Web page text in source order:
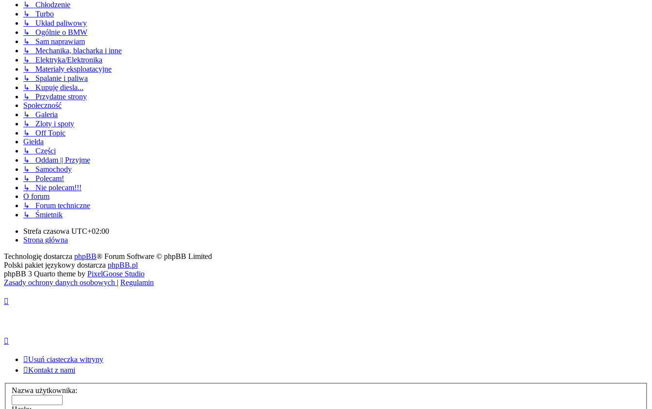
↳ Chłodzenie
↳ Turbo
↳ Układ paliwowy
↳ Ogólnie o BMW
↳ Sam naprawiam
↳ Mechanika, blacharka i inne
↳ Elektryka/Elektronika
↳ Materiały eksploatacyjne
↳ Spalanie i paliwa
↳ Kupuję diesla...
↳ Przydatne strony
Społeczność
↳ Galeria
↳ Zloty i spoty
↳ Off Topic
Giełda
↳ Części
↳ Oddam || Przyjmę
↳ Samochody
↳ Polecam!
↳ Nie polecam!!!
O forum
↳ Forum techniczne
↳ Śmietnik
Strefa czasowa UTC+02:00
Strona główna
Technologię dostarcza phpBB® Forum Software © phpBB Limited
Polski pakiet językowy dostarcza phpBB.pl
phpBB 3 Quarto theme by PixelGoose Studio
Zasady ochrony danych osobowych | Regulamin
Usuń ciasteczka witryny
Kontakt z nami
Nazwa użytkownika: